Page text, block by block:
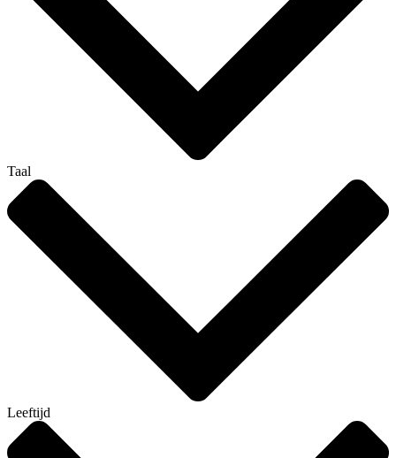
Taal
Leeftijd